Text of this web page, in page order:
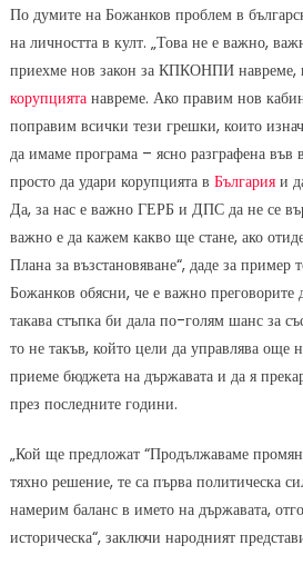
По думите на Божанков проблем в
на личността в култ. „Това не е важно,
приехме нов закон за КПКОНПИ навреме,
корупциятанавреме. Ако правим нов
поправим всички тези грешки, които
да имаме програма – ясно разграфена във
просто да удари корупцията в Българияи
Да, за нас е важно ГЕРБ и ДПС да не се
важно е да кажем какво ще стане, ако
Плана за възстановяване“, даде за пример
Божанков обясни, че е важно
такава стъпка би дала по-голям шанс за
то не такъв, който цели да управлява още
приеме бюджета на държавата и да я
през последните години.
„Кой ще предложат “Продължаваме
тяхно решение, те са първа политическа
намерим баланс в името на държавата,
историческа“, заключи народният